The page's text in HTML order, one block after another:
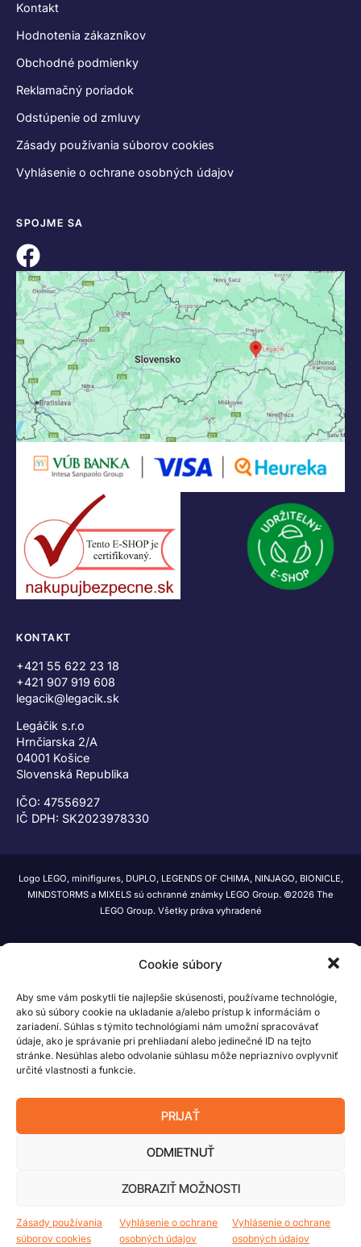
Cookie súbory
Aby sme vám poskytli tie najlepšie skúsenosti, používame technológie,
ako sú súbory cookie na ukladanie a/alebo prístup k informáciám o
zariadení. Súhlas s týmito technológiami nám umožní spracovávať
údaje, ako je správanie pri prehliadaní alebo jedinečné ID na tejto
stránke. Nesúhlas alebo odvolanie súhlasu môže nepriaznivo ovplyvniť
určité vlastnosti a funkcie.
PRIJAŤ
ODMIETNUŤ
ZOBRAZIŤ MOŽNOSTI
Zásady používania
súborov cookies
Vyhlásenie o ochrane
osobných údajov
Vyhlásenie o ochrane
osobných údajov
Kontakt
Hodnotenia zákazníkov
Obchodné podmienky
Reklamačný poriadok
Odstúpenie od zmluvy
Zásady používania súborov cookies
Vyhlásenie o ochrane osobných údajov
SPOJME SA
KONTAKT
+421 55 622 23 18
+421 907 919 608
legacik@legacik.sk
Legáčik s.r.o
Hrnčiarska 2/A
04001 Košice
Slovenská Republika
IČO: 47556927
IČ DPH: SK2023978330
Logo LEGO, minifigures, DUPLO, LEGENDS OF CHIMA, NINJAGO, BIONICLE,
MINDSTORMS a MIXELS sú ochranné známky LEGO Group. ©2026 The
LEGO Group. Všetky práva vyhradené